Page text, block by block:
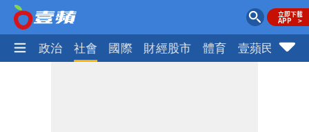
生活 政治 社會 國際 財經股市 體育 壹蘋民調